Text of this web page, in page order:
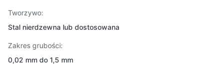
Tworzywo:
Stal nierdzewna lub dostosowana
Zakres grubości:
0,02 mm do 1,5 mm